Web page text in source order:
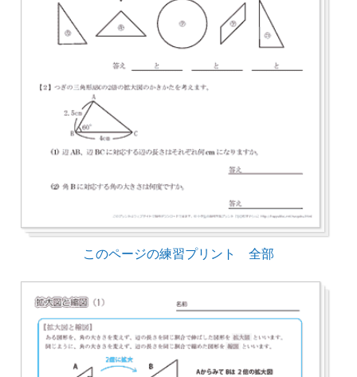
このページの練習プリント 全部